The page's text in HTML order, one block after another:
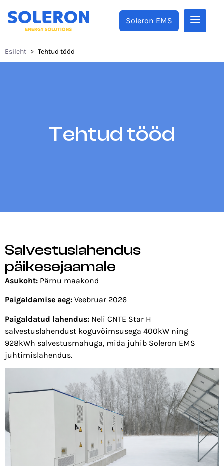
Soleron EMS
Esileht > Tehtud tööd
Tehtud tööd
Salvestuslahendus
päikesejaamale
Asukoht: Pärnu maakond
Paigaldamise aeg: Veebruar 2026
Paigaldatud lahendus: Neli CNTE Star H
salvestuslahendust koguvõimsusega 400kW ning
928kWh salvestusmahuga, mida juhib Soleron EMS
juhtimislahendus.